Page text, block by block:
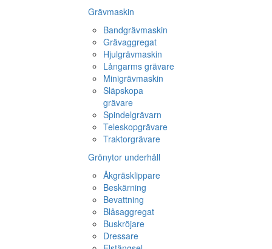
Grävmaskin
Bandgrävmaskin
Grävaggregat
Hjulgrävmaskin
Långarms grävare
Minigrävmaskin
Släpskopa
grävare
Spindelgrävarn
Teleskopgrävare
Traktorgrävare
Grönytor underhåll
Åkgräsklippare
Beskärning
Bevattning
Blåsaggregat
Buskröjare
Dressare